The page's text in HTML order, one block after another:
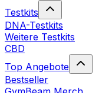
Testkits
DNA-Testkits
Weitere Testkits
CBD
Top Angebote
Bestseller